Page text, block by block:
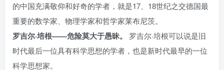
的中国充满敬仰和好奇的学者，就是17、18世纪之交德国最
重要的数学家、物理学家和哲学家莱布尼茨。
罗吉尔·培根——危险莫大于愚昧。 罗吉尔·培根可以说是旧
时代最后一位具有科学思想的学者，也是新时代最早的一位
科学思想家。